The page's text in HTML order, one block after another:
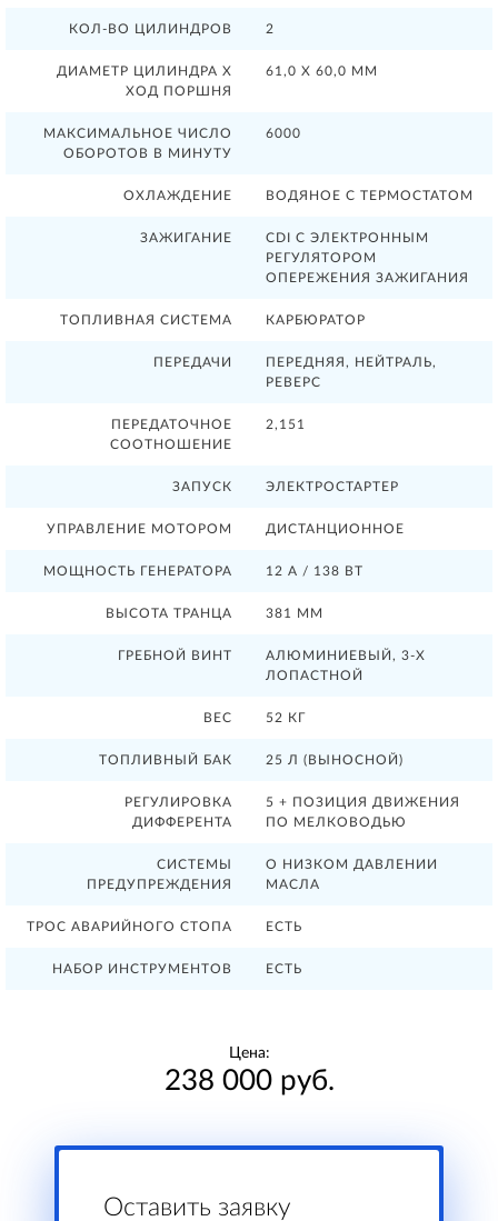
КОЛ-ВО ЦИЛИНДРОВ 2
ДИАМЕТР ЦИЛИНДРА Х
ХОД ПОРШНЯ
61,0 Х 60,0 ММ
МАКСИМАЛЬНОЕ ЧИСЛО
ОБОРОТОВ В МИНУТУ
6000
ОХЛАЖДЕНИЕ ВОДЯНОЕ С ТЕРМОСТАТОМ
ЗАЖИГАНИЕ
CDI С ЭЛЕКТРОННЫМ
РЕГУЛЯТОРОМ
ОПЕРЕЖЕНИЯ ЗАЖИГАНИЯ
ТОПЛИВНАЯ СИСТЕМА КАРБЮРАТОР
ПЕРЕДАЧИ
ПЕРЕДНЯЯ, НЕЙТРАЛЬ,
РЕВЕРС
ПЕРЕДАТОЧНОЕ
СООТНОШЕНИЕ
2,151
ЗАПУСК ЭЛЕКТРОСТАРТЕР
УПРАВЛЕНИЕ МОТОРОМ ДИСТАНЦИОННОЕ
МОЩНОСТЬ ГЕНЕРАТОРА 12 А / 138 ВТ
ВЫСОТА ТРАНЦА 381 ММ
ГРЕБНОЙ ВИНТ
АЛЮМИНИЕВЫЙ, 3-Х
ЛОПАСТНОЙ
ВЕС 52 КГ
ТОПЛИВНЫЙ БАК 25 Л (ВЫНОСНОЙ)
РЕГУЛИРОВКА
ДИФФЕРЕНТА
5 + ПОЗИЦИЯ ДВИЖЕНИЯ
ПО МЕЛКОВОДЬЮ
СИСТЕМЫ
ПРЕДУПРЕЖДЕНИЯ
О НИЗКОМ ДАВЛЕНИИ
МАСЛА
ТРОС АВАРИЙНОГО СТОПА ЕСТЬ
НАБОР ИНСТРУМЕНТОВ ЕСТЬ
Цена:
238 000 руб.
Оставить заявку